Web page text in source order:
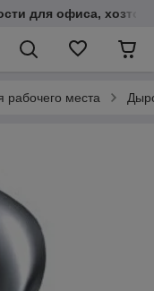
для офиса,
рабочего места